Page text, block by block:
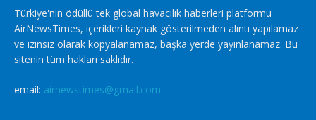
Türkiye'nin ödüllü tek global havacılık haberleri platformu
AirNewsTimes, içerikleri kaynak gösterilmeden alıntı yapılamaz
ve izinsiz olarak kopyalanamaz, başka yerde yayınlanamaz. Bu
sitenin tüm hakları saklıdır.
email: airnewstimes@gmail.com